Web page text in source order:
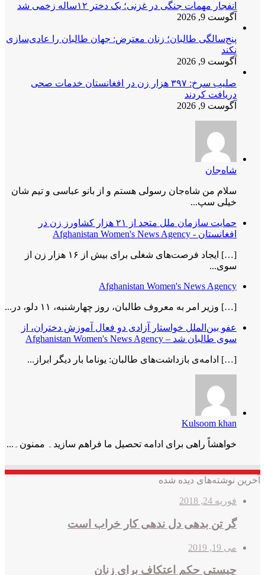
انفجار مهمات جنگی در غزنی؛ یک دختر ۱۲ساله زخمی شد
آگوست 9, 2026
پنج‌سالگی طالبان؛ زنان معترض: جهان طالبان را عادی‌سازی
نکند
آگوست 9, 2026
صلیب سرخ: ۳۹۷ هزار زن در افغانستان خدمات صحی
دریافت کردند
آگوست 9, 2026
شاه‌جان
سلام من شاه‌جان رسولی هستم و از بانو عباسی و تیم شان
خیلی سپ...
حمایت سازمان ملل متحد از ۲۱ هزار کشاورز زن در
افغانستان - Afghanistan Women's News Agency
[…] ایجاد فرصت‌های شغلی برای بیش از ۱۶ هزار زن از
سوی...
Afghanistan Women's News Agency
[…] وزیر امر به معروف طالبان، روز چهارشنبه، ۱۱ دلو، در...
عفو بین‌الملل خواستار آزادی دو فعال آموزش دختران، از
سوی طالبان شد – Afghanistan Women's News Agency
[…] ادامه‌ی بازداشت‌های طالبان: یوناما بار دیگر ابراز...
Kulsoom khan
خواھشاً راھی برای ادامه تحصیل ما فراھم سازید۔ ممنون۔...
آخرین نوشته‌های دیده شده
فوریه 24, 2018
گر تن بدهی دل ندهی کار خراب است
می 19, 2019
چیستی حکم اعتکاف برای زنان